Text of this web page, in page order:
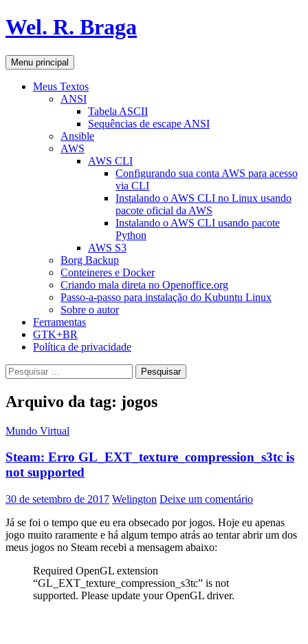
Pular
para
conteúdo
Wel. R. Braga
Pesquisar
Menu principal
Meus Textos
ANSI
Tabela ASCII
Sequências de escape ANSI
Ansible
AWS
AWS CLI
Configurando sua conta AWS para acesso
via CLI
Instalando o AWS CLI no Linux usando
pacote oficial da AWS
Instalando o AWS CLI usando pacote
Python
AWS S3
Borg Backup
Conteineres e Docker
Criando mala direta no Openoffice.org
Passo-a-passo para instalação do Kubuntu Linux
Sobre o autor
Ferramentas
GTK+BR
Política de privacidade
Pesquisar
por:
Arquivo da tag: jogos
Mundo Virtual
Steam: Erro GL_EXT_texture_compression_s3tc is
not supported
30 de setembro de 2017 Welington Deixe um comentário
Já se foi o tempo que eu era obsecado por jogos. Hoje eu apenas
jogo muito raramente e há algum tempo atrás ao tentar abrir um dos
meus jogos no Steam recebi a mensagem abaixo:
Required OpenGL extension
“GL_EXT_texture_compression_s3tc” is not
supported. Please update your OpenGL driver.